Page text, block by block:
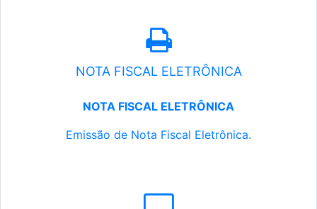
NOTA FISCAL ELETRÔNICA
NOTA FISCAL ELETRÔNICA
Emissão de Nota Fiscal Eletrônica.